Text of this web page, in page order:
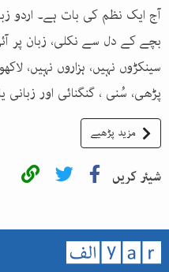
آج ایک نظم کی بات ہے۔ اردو
بچے کے دل سے نکلی، زبان پر
سینکڑوں نہیں، ہزاروں نہیں،
پڑھی، سُنی ، گنگنائی اور زبانی
مزید پڑھیے
شیئر کریں